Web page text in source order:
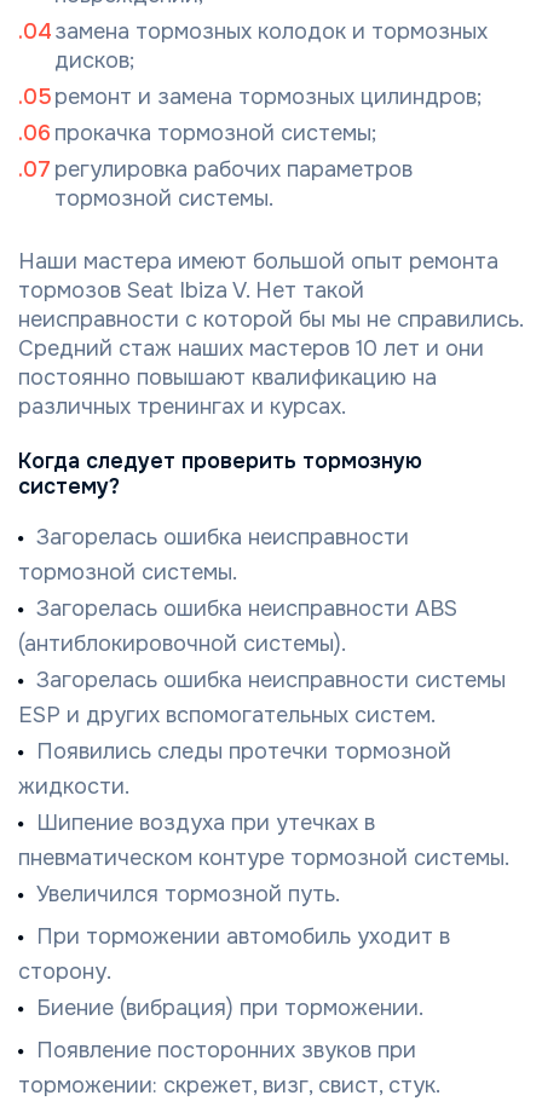
замена тормозных колодок и тормозных
дисков;
ремонт и замена тормозных цилиндров;
прокачка тормозной системы;
регулировка рабочих параметров
тормозной системы.
Наши мастера имеют большой опыт ремонта
тормозов Seat Ibiza V. Нет такой
неисправности с которой бы мы не справились.
Средний стаж наших мастеров 10 лет и они
постоянно повышают квалификацию на
различных тренингах и курсах.
Когда следует проверить тормозную
систему?
Загорелась ошибка неисправности
тормозной системы.
Загорелась ошибка неисправности ABS
(антиблокировочной системы).
Загорелась ошибка неисправности системы
ESP и других вспомогательных систем.
Появились следы протечки тормозной
жидкости.
Шипение воздуха при утечках в
пневматическом контуре тормозной системы.
Увеличился тормозной путь.
При торможении автомобиль уходит в
сторону.
Биение (вибрация) при торможении.
Появление посторонних звуков при
торможении: скрежет, визг, свист, стук.